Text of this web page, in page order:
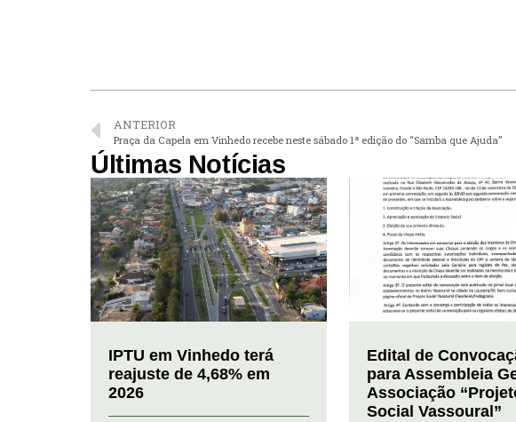
ANTERIOR
Praça da Capela em Vinhedo recebe neste sábado 1ª edição do “Samba que Ajuda”
Últimas Notícias
IPTU em Vinhedo terá
reajuste de 4,68% em
2026
Edital de
para Assembleia
Associação
Social Vassoural”